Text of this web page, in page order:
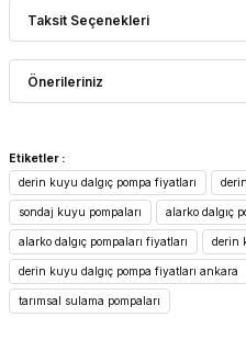
Bu ürüne ilk
Taksit Seçenekleri
Önerileriniz
konularda yetersiz
kullanarak tarafımıza
Görüş ve önerileriniz için
Ürün resmi kalitesiz, bozuk
Ürün açıklamasında eksik
Etiketler :
derin kuyu dalgıç pompa fiyatları
sondaj kuyu pompaları alarko dalgıç
alarko dalgıç pompaları fiyatları derin
derin kuyu dalgıç pompa fiyatları ankara
tarımsal sulama pompaları